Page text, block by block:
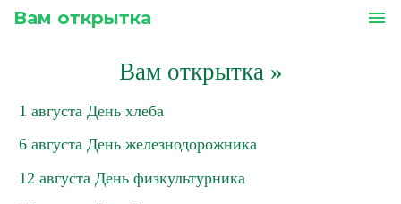
Вам открытка menu
Вам открытка»
1 августа День хлеба
6 августа День железнодорожника
12 августа День физкультурника